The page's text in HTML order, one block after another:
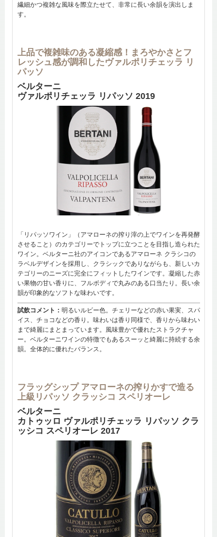
繊細かつ複雑な風味を際立たせて、非常に長い余韻を演出しま
す。
上品で複雑味のある凝縮感！まろやかさとフ
レッシュ感が調和したヴァルポリチェッラ リ
パッソ
ベルターニ
ヴァルポリチェッラ リパッソ 2019
「リパッソワイン」（アマローネの搾り滓の上でワインを再発酵
させること）のカテゴリーでトップに立つことを目指し造られた
ワイン。ベルターニ社のアイコンであるアマローネ クラシコの
ラベルデザインを採用し、クラシックでありながらも、新しいカ
テゴリーのニーズに完全にフィットしたワインです。凝縮した赤
い果物の甘い香りに、フルボディで丸みのある口当たり。長い余
韻が印象的なソフトな味わいです。
試飲コメント： 明るいルビー色。チェリーなどの赤い果実、スパ
イス、チョコなどの香り。味わいは香り同様で、香りから味わい
まで綺麗にまとまっています。風味豊かで優れたストラクチャ
ー。ベルターニワインの特徴でもあるスーッと綺麗に持続する余
韻。全体的に優れたバランス。
フラッグシップ アマローネの搾りかすで造る
上級リパッソ クラッシコ スペリオーレ
ベルターニ
カトゥッロ ヴァルポリチェッラ リパッソ クラ
ッシコ スペリオーレ 2017